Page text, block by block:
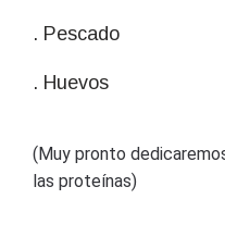
. Pescado
. Huevos
(Muy pronto
las proteínas)